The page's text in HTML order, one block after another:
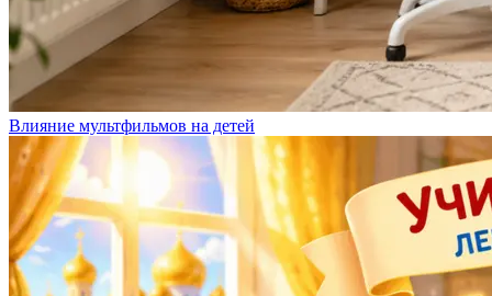
Влияние мультфильмов на детей